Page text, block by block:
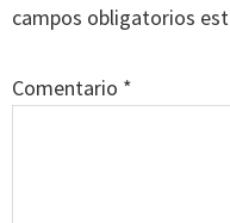
lectores
campos obligatorios
Comentario *